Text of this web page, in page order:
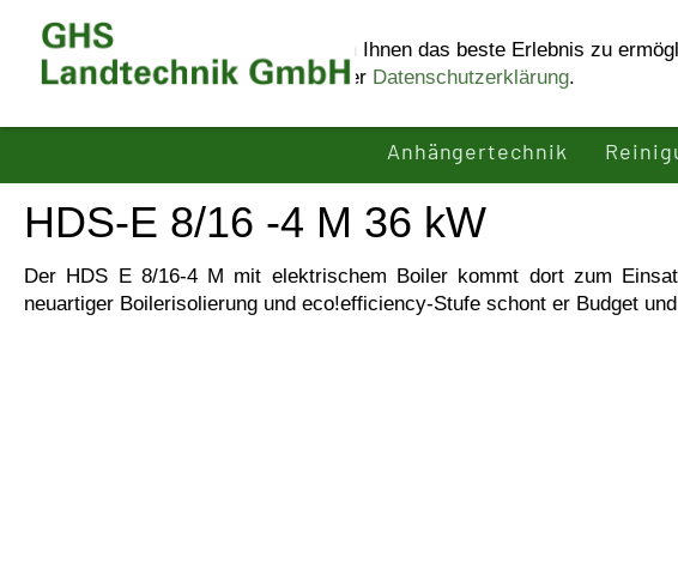
Anhängertechnik
HDS-E 8/16 -4 M 36 kW
Der HDS E 8/16-4 M mit elektrischem Boiler kommt dort zum
neuartiger Boilerisolierung und eco!efficiency-Stufe schont er Budget
Diese Website benutzt Cookies, um Ihnen das beste Erlebnis zu
Informationen erhalten Sie in unserer Datenschutzerklärung.